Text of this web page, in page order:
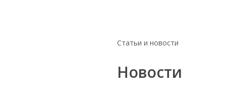
Статьи и новости
Новости